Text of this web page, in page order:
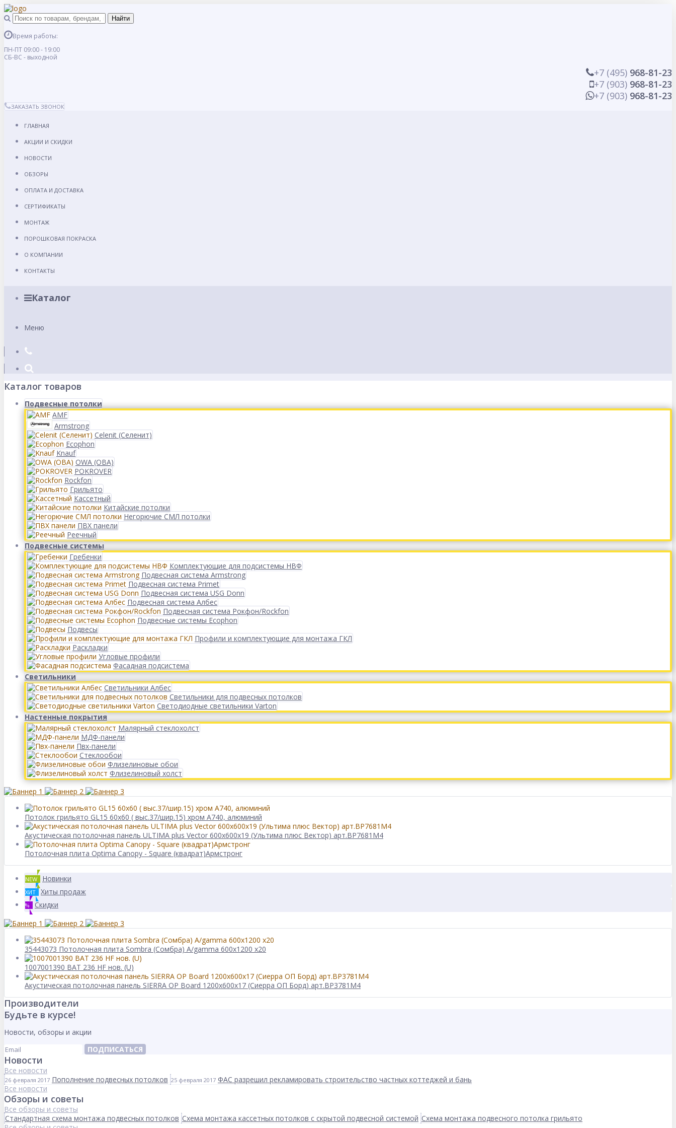
Время работы:
ПН-ПТ 09:00 - 19:00
СБ-ВС - выходной
+7 (495) 968-81-23
+7 (903) 968-81-23
+7 (903) 968-81-23
ЗАКАЗАТЬ ЗВОНОК
ГЛАВНАЯ
АКЦИИ И СКИДКИ
НОВОСТИ
ОБЗОРЫ
ОПЛАТА И ДОСТАВКА
СЕРТИФИКАТЫ
МОНТАЖ
ПОРОШКОВАЯ ПОКРАСКА
О КОМПАНИИ
КОНТАКТЫ
Каталог
Меню
Каталог товаров
Подвесные потолки
AMF
Armstrong
Celenit (Селенит)
Ecophon
Knauf
OWA (ОВА)
POKROVER
Rockfon
Грильято
Кассетный
Китайские потолки
Негорючие СМЛ потолки
ПВХ панели
Реечный
Подвесные системы
Гребенки
Комплектующие для подсистемы НВФ
Подвесная система Armstrong
Подвесная система Primet
Подвесная система USG Donn
Подвесная система Албес
Подвесная система Рокфон/Rockfon
Подвесные системы Ecophon
Подвесы
Профили и комплектующие для монтажа ГКЛ
Раскладки
Угловые профили
Фасадная подсистема
Светильники
Светильники Албес
Светильники для подвесных потолков
Светодиодные светильники Varton
Настенные покрытия
Малярный стеклохолст
МДФ-панели
Пвх-панели
Стеклообои
Флизелиновые обои
Флизелиновый холст
Потолок грильято GL15 60х60 ( выс.37/шир.15) хром А740, алюминий
Акустическая потолочная панель ULTIMA plus Vector 600x600x19 (Ультима плюс Вектор) арт.BP7681M4
Потолочная плита Optima Canopy - Square (квадрат)Армстронг
NEW Новинки
ХИТ Хиты продаж
% Скидки
35443073 Потолочная плита Sombra (Сомбра) A/gamma 600x1200 x20
1007001390 BAT 236 HF нов. (U)
Акустическая потолочная панель SIERRA OP Board 1200x600x17 (Сиерра ОП Борд) арт.BP3781M4
Производители
Будьте в курсе!
Новости, обзоры и акции
ПОДПИСАТЬСЯ
Новости
Все новости
26 февраля 2017 Пополнение подвесных потолков 25 февраля 2017 ФАС разрешил рекламировать строительство частных коттеджей и бань
Все новости
Обзоры и советы
Все обзоры и советы
Стандартная схема монтажа подвесных потолков Схема монтажа кассетных потолков с скрытой подвесной системой Схема монтажа подвесного потолка грильято